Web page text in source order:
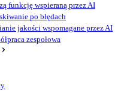
funkcję wspieraną przez AI
po błędach
jakości wspomagane przez AI
zespołowa